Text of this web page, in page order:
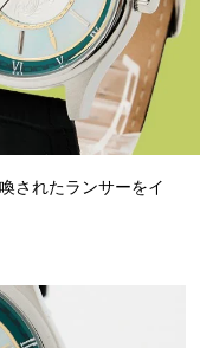
されたランサーをイ